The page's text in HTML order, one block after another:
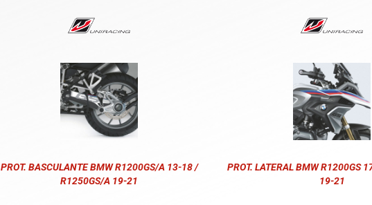
PROT. BASCULANTE BMW R1200GS/A 13-18 /
R1250GS/A 19-21
PROT. LATERAL BMW R1200GS
19-21